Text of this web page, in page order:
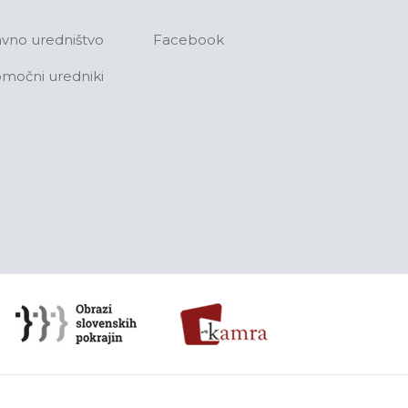
uredništvo
uredniki
Facebook